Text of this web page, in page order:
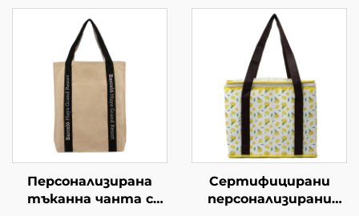
персонализирани
branded чанти за
търговия и начин на
живот
наследство –
занаятчийски
дизайн, вдъхновен
от местната
история
Персонализирана
тъканна чанта с
Сертифицирани
персонализирани